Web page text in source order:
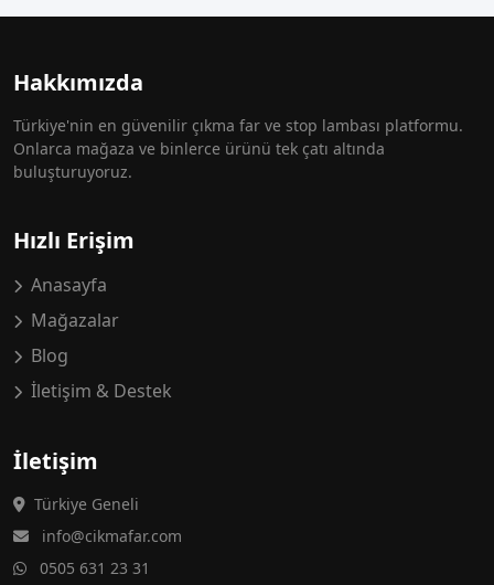
Hakkımızda
Türkiye'nin en güvenilir çıkma far ve stop lambası platformu.
Onlarca mağaza ve binlerce ürünü tek çatı altında
buluşturuyoruz.
Hızlı Erişim
Anasayfa
Mağazalar
Blog
İletişim & Destek
İletişim
Türkiye Geneli
info@cikmafar.com
0505 631 23 31